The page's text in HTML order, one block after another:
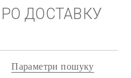
ДОСТАВКУ
Параметри пошуку